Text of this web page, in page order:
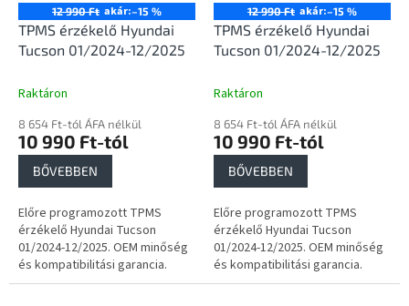
12 990 Ft akár:–15 %
TPMS érzékelő Hyundai
Tucson 01/2024-12/2025
Raktáron
8 654 Ft-tól ÁFA nélkül
10 990 Ft-tól
BŐVEBBEN
Előre programozott TPMS
érzékelő Hyundai Tucson
01/2024-12/2025. OEM minőség
és kompatibilitási garancia.
12 990 Ft akár:–15 %
TPMS érzékelő Hyundai
Tucson 01/2024-12/2025
Raktáron
8 654 Ft-tól ÁFA nélkül
10 990 Ft-tól
BŐVEBBEN
Előre programozott TPMS
érzékelő Hyundai Tucson
01/2024-12/2025. OEM minőség
és kompatibilitási garancia.